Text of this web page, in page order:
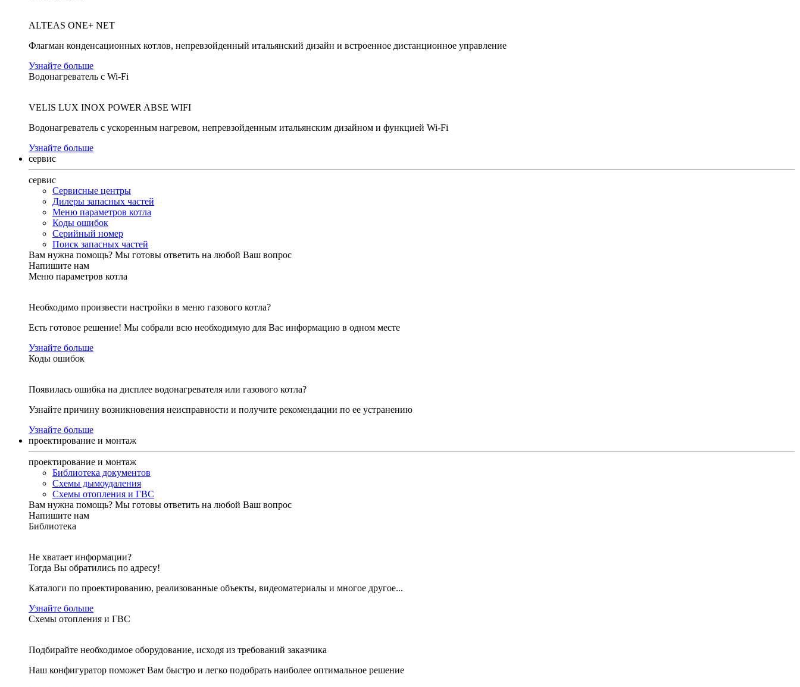
ALTEAS ONE+ NET
Флагман конденсационных котлов, непревзойденный итальянский дизайн и встроенное дистанционное управление
Узнайте больше
Водонагреватель с Wi-Fi
VELIS LUX INOX POWER ABSE WIFI
Водонагреватель с ускоренным нагревом, непревзойденным итальянским дизайном и функцией Wi-Fi
Узнайте больше
сервис
сервис
Сервисные центры
Дилеры запасных частей
Меню параметров котла
Коды ошибок
Серийный номер
Поиск запасных частей
Вам нужна помощь? Мы готовы ответить на любой Ваш вопрос
Напишите нам
Меню параметров котла
Необходимо произвести настройки в меню газового котла?
Есть готовое решение! Мы собрали всю необходимую для Вас информацию в одном месте
Узнайте больше
Коды ошибок
Появилась ошибка на дисплее водонагревателя или газового котла?
Узнайте причину возникновения неисправности и получите рекомендации по ее устранению
Узнайте больше
проектирование и монтаж
проектирование и монтаж
Библиотека документов
Схемы дымоудаления
Схемы отопления и ГВС
Вам нужна помощь? Мы готовы ответить на любой Ваш вопрос
Напишите нам
Библиотека
Не хватает информации?
Тогда Вы обратились по адресу!
Каталоги по проектированию, реализованные объекты, видеоматериалы и многое другое...
Узнайте больше
Схемы отопления и ГВС
Подбирайте необходимое оборудование, исходя из требований заказчика
Наш конфигуратор поможет Вам быстро и легко подобрать наиболее оптимальное решение